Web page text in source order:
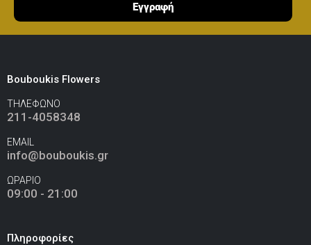
Εγγραφή
Bouboukis Flowers
ΤΗΛΕΦΩΝΟ
211-4058348
EMAIL
info@bouboukis.gr
ΩΡΑΡΙΟ
09:00 - 21:00
Πληροφορίες